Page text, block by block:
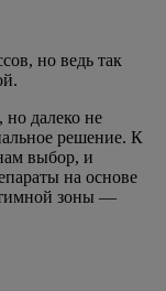
но ведь так
далеко не
решение. К
выбор, и
на основе
зоны —